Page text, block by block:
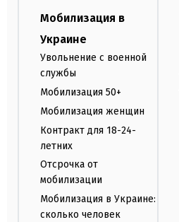
Мобилизация в
Украине
Увольнение с военной
службы
Мобилизация 50+
Мобилизация женщин
Контракт для 18-24-
летних
Отсрочка от
мобилизации
Мобилизация в Украине:
сколько человек